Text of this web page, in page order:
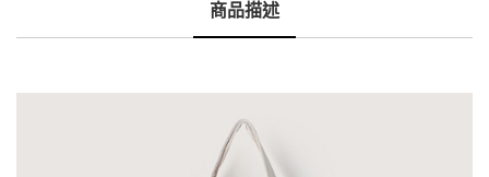
商品描述